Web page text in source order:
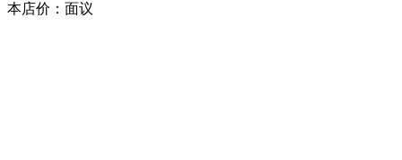
本店价： 面议